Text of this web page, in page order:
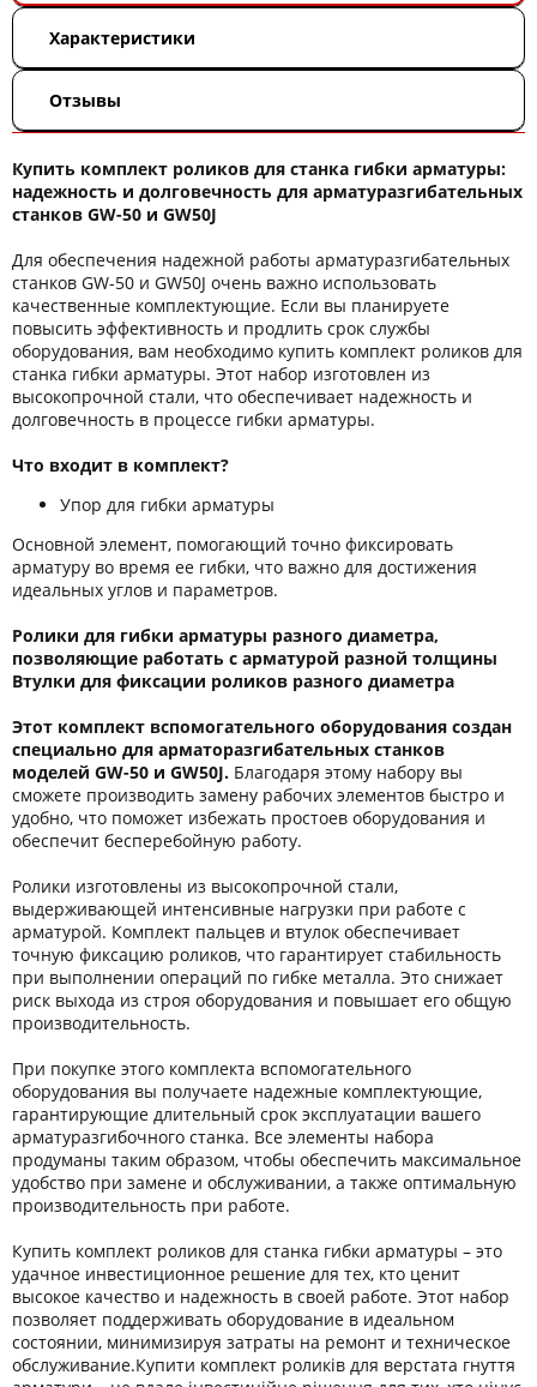
Характеристики
Отзывы
Купить комплект роликов для станка гибки арматуры:
надежность и долговечность для арматуразгибательных
станков GW-50 и GW50J
Для обеспечения надежной работы арматуразгибательных
станков GW-50 и GW50J очень важно использовать
качественные комплектующие. Если вы планируете
повысить эффективность и продлить срок службы
оборудования, вам необходимо купить комплект роликов для
станка гибки арматуры. Этот набор изготовлен из
высокопрочной стали, что обеспечивает надежность и
долговечность в процессе гибки арматуры.
Что входит в комплект?
Упор для гибки арматуры
Основной элемент, помогающий точно фиксировать
арматуру во время ее гибки, что важно для достижения
идеальных углов и параметров.
Ролики для гибки арматуры разного диаметра,
позволяющие работать с арматурой разной толщины
Втулки для фиксации роликов разного диаметра
Этот комплект вспомогательного оборудования создан
специально для арматоразгибательных станков
моделей GW-50 и GW50J. Благодаря этому набору вы
сможете производить замену рабочих элементов быстро и
удобно, что поможет избежать простоев оборудования и
обеспечит бесперебойную работу.
Ролики изготовлены из высокопрочной стали,
выдерживающей интенсивные нагрузки при работе с
арматурой. Комплект пальцев и втулок обеспечивает
точную фиксацию роликов, что гарантирует стабильность
при выполнении операций по гибке металла. Это снижает
риск выхода из строя оборудования и повышает его общую
производительность.
При покупке этого комплекта вспомогательного
оборудования вы получаете надежные комплектующие,
гарантирующие длительный срок эксплуатации вашего
арматуразгибочного станка. Все элементы набора
продуманы таким образом, чтобы обеспечить максимальное
удобство при замене и обслуживании, а также оптимальную
производительность при работе.
Купить комплект роликов для станка гибки арматуры – это
удачное инвестиционное решение для тех, кто ценит
высокое качество и надежность в своей работе. Этот набор
позволяет поддерживать оборудование в идеальном
состоянии, минимизируя затраты на ремонт и техническое
обслуживание.Купити комплект роликів для верстата гнуття